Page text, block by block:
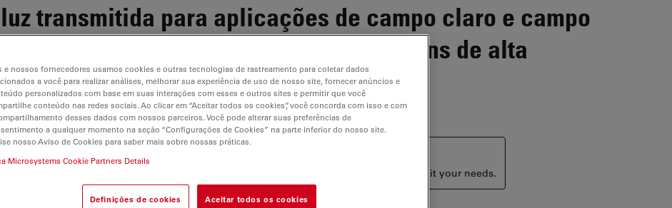
transmitida para aplicações de campo claro e campo
e vibrações para aquisição de imagens de alta
available. Please contact us to enquire about recent alternative products that may suit your needs.
e nossos fornecedores usamos cookies e outras tecnologias de rastreamento para coletar dados
a você para realizar análises, melhorar sua experiência de uso de nosso site, fornecer anúncios e
personalizados com base em suas interações com esses e outros sites e permitir que você
conteúdo nas redes sociais. Ao clicar em “Aceitar todos os cookies”, você concorda com isso e com
desses dados com nossos parceiros. Você pode alterar suas preferências de
a qualquer momento na seção “Configurações de Cookies” na parte inferior do nosso site.
nosso Aviso de Cookies para saber mais sobre nossas práticas.
Microsystems Cookie Partners Details
Definições de cookies Aceitar todos os cookies